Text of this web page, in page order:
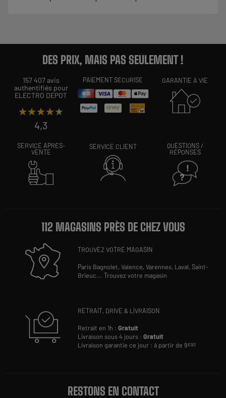
DES PRIX, MAIS PAS SEULEMENT !
157 407 avis
authentifiés pour
ELECTRO DEPOT
★★★★★
★★★★★
4,3
PAIEMENT SÉCURISÉ GARANTIE À VIE
SERVICE APRÈS-
VENTE
SERVICE CLIENT
QUESTIONS /
RÉPONSES
112 MAGASINS PRÈS DE CHEZ VOUS
TROUVEZ VOTRE MAGASIN
Paris Bagnolet,Valence,Varennes, Laval,Saint-
Brieuc...Trouvez votre magasin
RETRAIT, DRIVE & LIVRAISON
Retrait en 1h :Gratuit
Livraison sous 4 jours :Gratuit
Livraison garantie ce jour : à partir de 9€90
RESTONS EN CONTACT